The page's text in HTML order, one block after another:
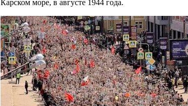
Карском море, в августе 1944 года.